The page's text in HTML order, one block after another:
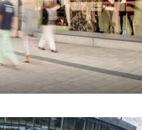
Stenen voor oprit, woning
en tuinpad.